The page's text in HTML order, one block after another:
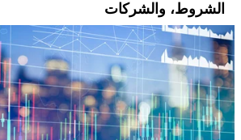
الشروط، والشركات